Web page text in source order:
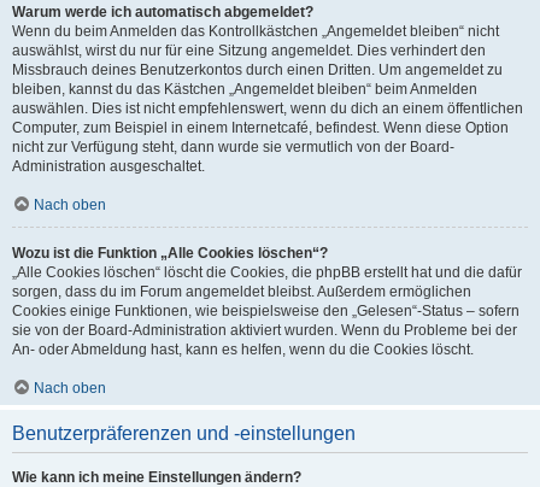
Warum werde ich automatisch abgemeldet?
Wenn du beim Anmelden das Kontrollkästchen „Angemeldet bleiben“ nicht
auswählst, wirst du nur für eine Sitzung angemeldet. Dies verhindert den
Missbrauch deines Benutzerkontos durch einen Dritten. Um angemeldet zu
bleiben, kannst du das Kästchen „Angemeldet bleiben“ beim Anmelden
auswählen. Dies ist nicht empfehlenswert, wenn du dich an einem öffentlichen
Computer, zum Beispiel in einem Internetcafé, befindest. Wenn diese Option
nicht zur Verfügung steht, dann wurde sie vermutlich von der Board-
Administration ausgeschaltet.
Nach oben
Wozu ist die Funktion „Alle Cookies löschen“?
„Alle Cookies löschen“ löscht die Cookies, die phpBB erstellt hat und die dafür
sorgen, dass du im Forum angemeldet bleibst. Außerdem ermöglichen
Cookies einige Funktionen, wie beispielsweise den „Gelesen“-Status – sofern
sie von der Board-Administration aktiviert wurden. Wenn du Probleme bei der
An- oder Abmeldung hast, kann es helfen, wenn du die Cookies löscht.
Nach oben
Benutzerpräferenzen und -einstellungen
Wie kann ich meine Einstellungen ändern?